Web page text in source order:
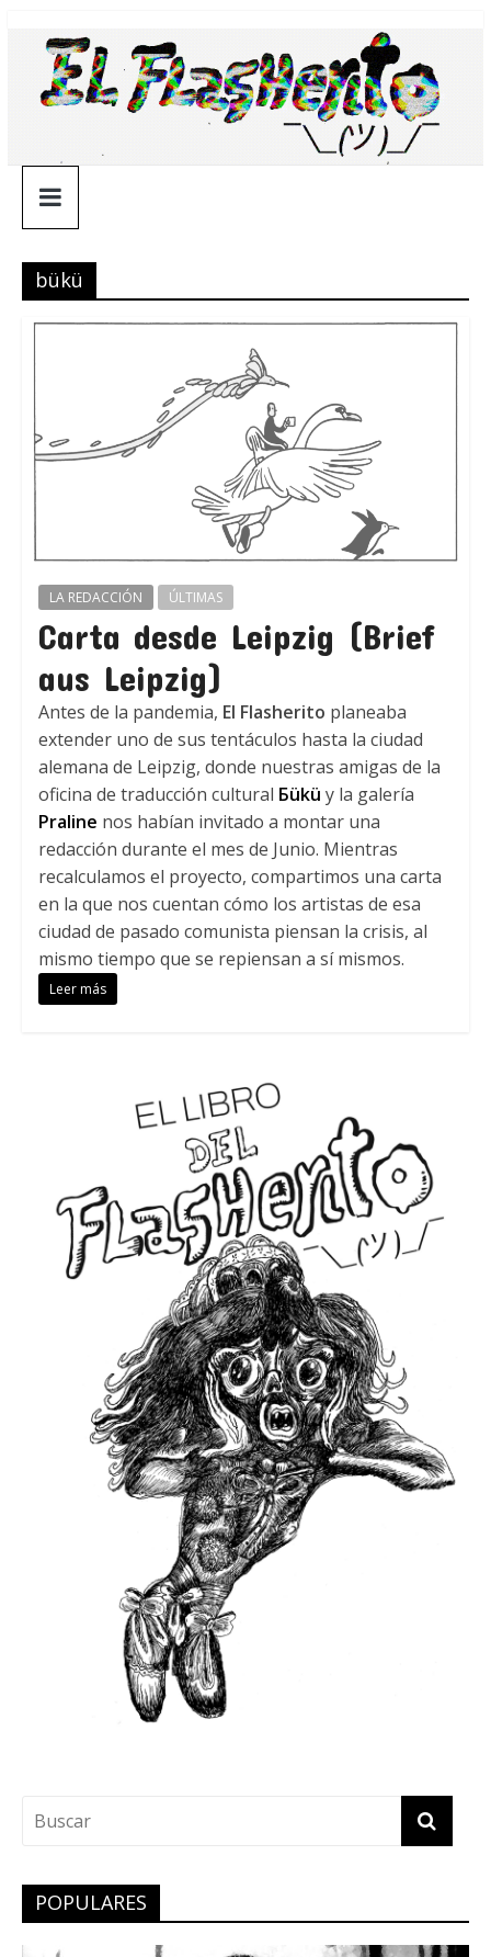
contenido
¯\_(ツ)_/
¯
bükü
LA REDACCIÓN ÚLTIMAS
Carta desde Leipzig (Brief
aus Leipzig)
Antes de la pandemia, El Flasherito planeaba
extender uno de sus tentáculos hasta la ciudad
alemana de Leipzig, donde nuestras amigas de la
oficina de traducción cultural Бükü y la galería
Praline nos habían invitado a montar una
redacción durante el mes de Junio. Mientras
recalculamos el proyecto, compartimos una carta
en la que nos cuentan cómo los artistas de esa
ciudad de pasado comunista piensan la crisis, al
mismo tiempo que se repiensan a sí mismos.
Leer más
POPULARES